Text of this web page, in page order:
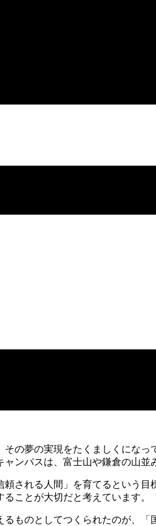
の夢の実現をたくましくにな
ンパスは、富士山や鎌倉の山並
される人間」を育てるという
ことが大切だと考えています。
ものとしてつくられたのが、